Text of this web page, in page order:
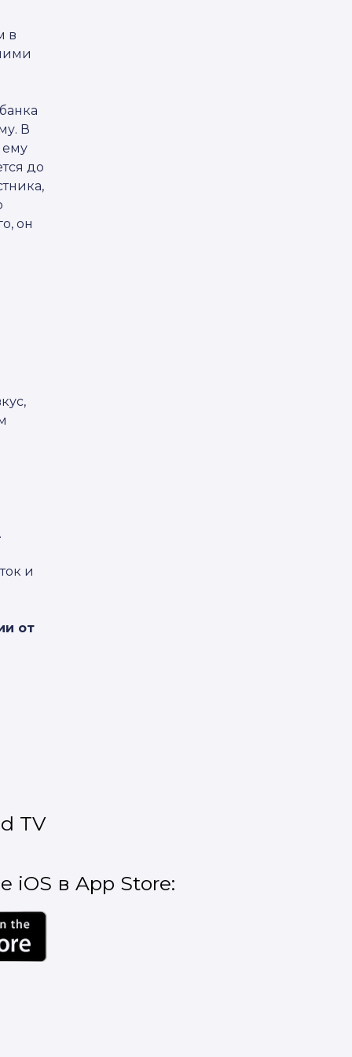
в
В
ему
до
он
и
от
TV
iOS в App Store: